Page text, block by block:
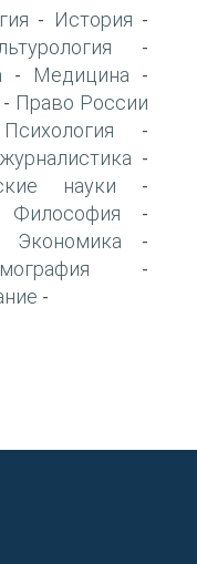
- История -
-
- Медицина -
- Право России
Психология -
-
науки -
Философия -
Экономика -
-
-